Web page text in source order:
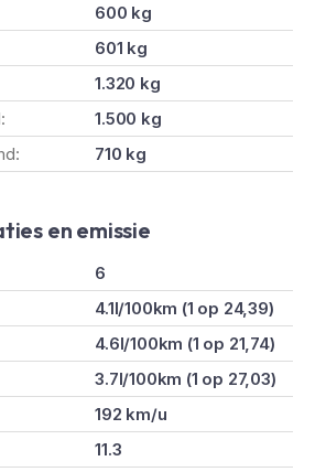
600 kg
601 kg
1.320 kg
1.500 kg
710 kg
en emissie
6
4.1l/100km (1 op 24,39)
4.6l/100km (1 op 21,74)
3.7l/100km (1 op 27,03)
192 km/u
11.3